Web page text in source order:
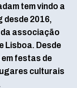
tem vindo a
desde 2016,
associação
Lisboa. Desde
festas de
culturais